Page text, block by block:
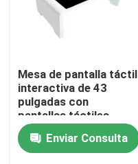
Control de calidad
Contáctenos
Noticias
Blog
Mesa de pantalla táctil
interactiva de 43
pulgadas con
pantallas táctiles
capacitivas y mesa de
café inteligente de
resolución 1920x1080
Enviar Consulta